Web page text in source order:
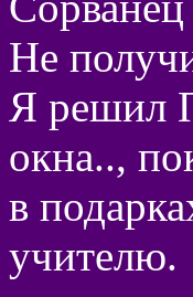
Не
Я решил
окна..,
в
учителю.